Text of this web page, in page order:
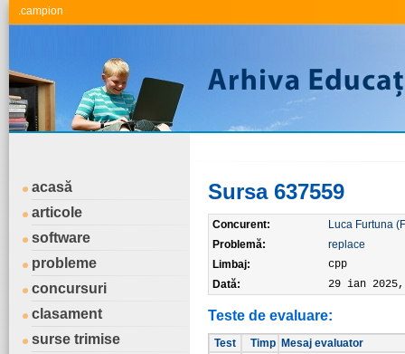
.campion
acasă
articole
software
probleme
concursuri
clasament
surse trimise
Sursa 637559
Concurent:
Luca Furtuna
Problemă:
replace
Limbaj:
cpp
Dată:
29 ian
Teste de evaluare:
Test Timp Mesaj evaluator